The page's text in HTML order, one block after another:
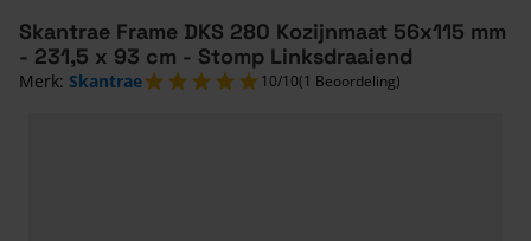
Skantrae Frame DKS 280 Kozijnmaat 56x115 mm
- 231,5 x 93 cm - Stomp Linksdraaiend
Merk: Skantrae 10/10(1 Beoordeling)